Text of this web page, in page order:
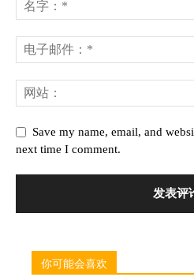
Save my name, email, and
next time I comment.
你可能会喜欢